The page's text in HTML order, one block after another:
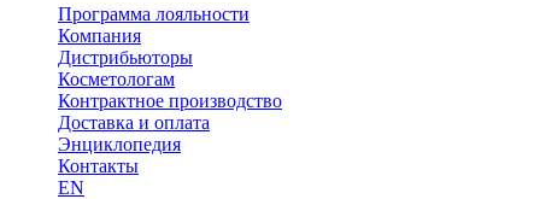
Программа лояльности
Компания
Дистрибьюторы
Косметологам
Контрактное производство
Доставка и оплата
Энциклопедия
Контакты
EN